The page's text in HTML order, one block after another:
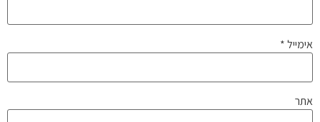
אימייל*
אתר